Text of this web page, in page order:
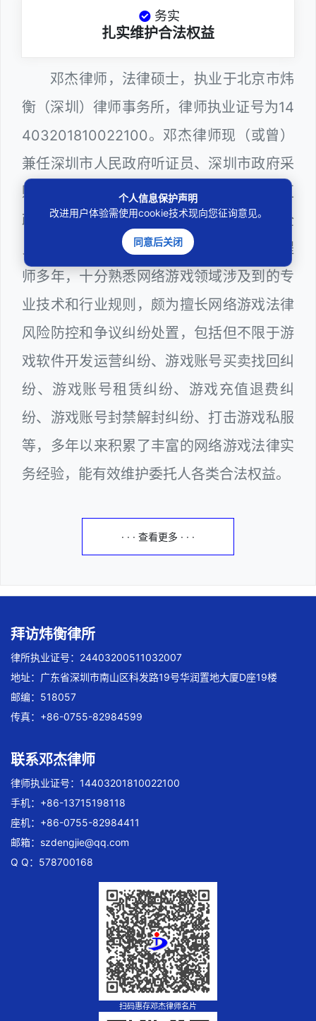
务实
扎实维护合法权益
邓杰律师，法律硕士，执业于北京市炜
衡（深圳）律师事务所，律师执业证号为14
403201810022100。邓杰律师现（或曾）
兼任深圳市人民政府听证员、深圳市政府采
购评审专家（法律类），曾担任深圳市某区
政府系统公职律师、计算机信息网络安全
员、WEB前端开发和WEB服务器维护工程
师多年，十分熟悉网络游戏领域涉及到的专
业技术和行业规则，颇为擅长网络游戏法律
风险防控和争议纠纷处置，包括但不限于游
戏软件开发运营纠纷、游戏账号买卖找回纠
纷、游戏账号租赁纠纷、游戏充值退费纠
纷、游戏账号封禁解封纠纷、打击游戏私服
等，多年以来积累了丰富的网络游戏法律实
务经验，能有效维护委托人各类合法权益。
· · · 查看更多 · · ·
拜访炜衡律所
律所执业证号：24403200511032007
地址：广东省深圳市南山区科发路19号华润置地大厦D座19楼
邮编：518057
传真：+86-0755-82984599
联系邓杰律师
律师执业证号：14403201810022100
手机：+86-13715198118
座机：+86-0755-82984411
邮箱： szdengjie@qq.com
Q Q：578700168
扫码惠存邓杰律师名片
个人信息保护声明
改进用户体验需使用cookie技术现向您征询意见。
同意后关闭